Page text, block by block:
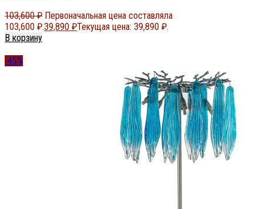
103,600₽ Первоначальная цена составляла
103,600 ₽.39,890 ₽Текущая цена: 39,890 ₽.
В корзину
-45%